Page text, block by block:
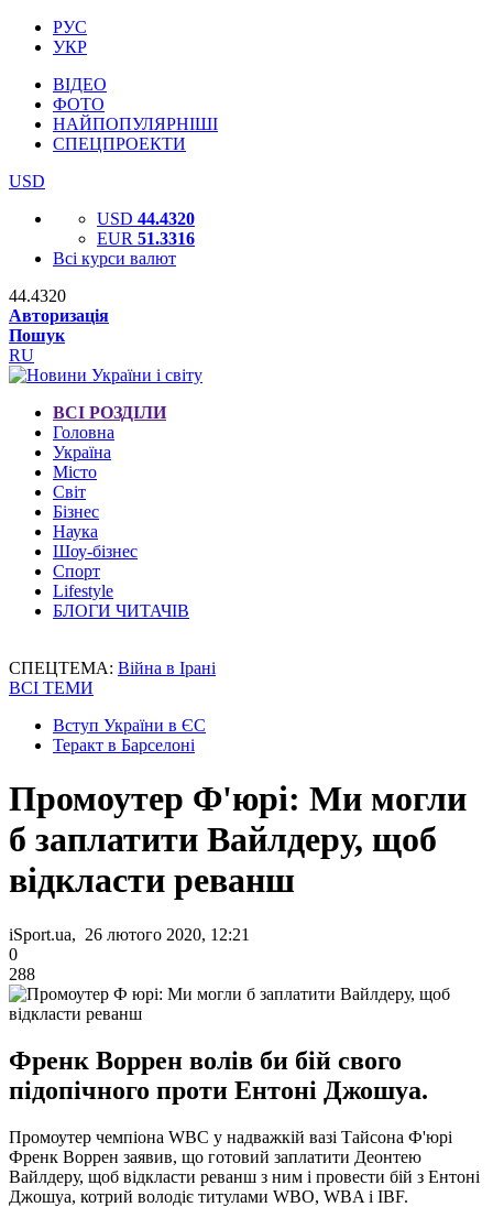
РУС
УКР
ВІДЕО
ФОТО
НАЙПОПУЛЯРНІШІ
СПЕЦПРОЕКТИ
USD
USD 44.4320
EUR 51.3316
Всі курси валют
44.4320
Авторизація
Пошук
RU
ВСІ РОЗДІЛИ
Головна
Україна
Місто
Світ
Бізнес
Наука
Шоу-бізнес
Спорт
Lifestyle
БЛОГИ ЧИТАЧІВ
СПЕЦТЕМА: Війна в Ірані
ВСІ ТЕМИ
Вступ України в ЄС
Теракт в Барселоні
Промоутер Ф'юрі: Ми могли
б заплатити Вайлдеру, щоб
відкласти реванш
iSport.ua, 26 лютого 2020, 12:21
0
288
Френк Воррен волів би бій свого
підопічного проти Ентоні Джошуа.
Промоутер чемпіона WBC у надважкій вазі Тайсона Ф'юрі
Френк Воррен заявив, що готовий заплатити Деонтею
Вайлдеру, щоб відкласти реванш з ним і провести бій з Ентоні
Джошуа, котрий володіє титулами WBO, WBA і IBF.